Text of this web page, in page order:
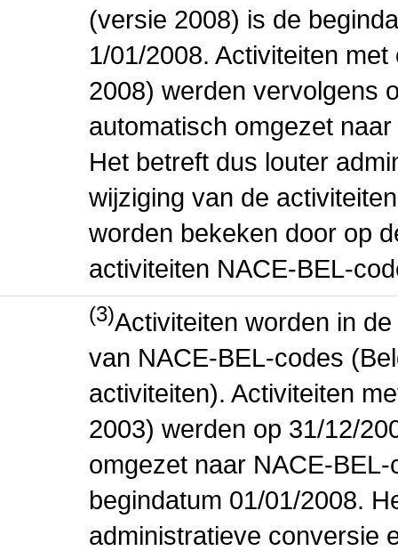
(versie 2008) is de
1/01/2008. Activiteiten
2008) werden vervolgens
automatisch omgezet
Het betreft dus louter
wijziging van de
worden bekeken door op
activiteiten NACE-BEL-
(3)Activiteiten worden in
van NACE-BEL-codes
activiteiten). Activiteiten
2003) werden op 31/12/
omgezet naar NACE-
begindatum 01/01/2008.
administratieve conversie